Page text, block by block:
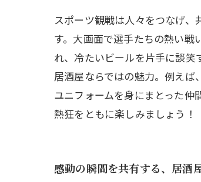
スポーツ観戦は人々をつなげ
す。大画面で選手たちの熱い
れ、冷たいビールを片手に談
居酒屋ならではの魅力。例え
ユニフォームを身にまとった仲
熱狂をともに楽しみましょう！
感動の瞬間を共有する、居酒